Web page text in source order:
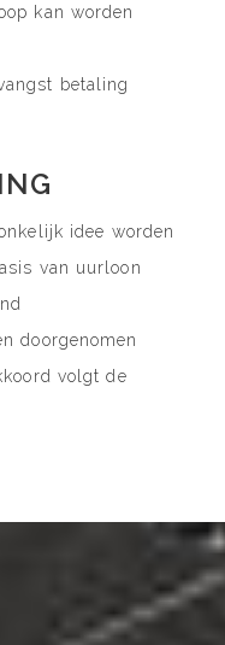
kan worden
betaling
idee worden
van uurloon
doorgenomen
volgt de